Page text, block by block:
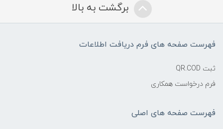
برگشت به بالا
فهرست صفحه های فرم دریافت اطلاعات
ثبت QR.COD
فرم درخواست همکاری
فهرست صفحه های اصلی